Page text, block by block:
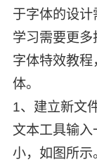
于字体的设
学习需要更
字体特效教
体。
1、建立新文
文本工具输
小，如图所示